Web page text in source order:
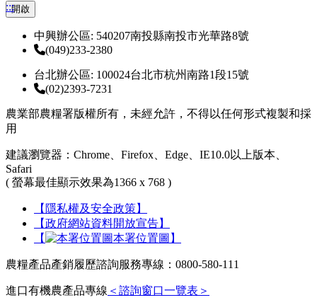
:::開啟
中興辦公區: 540207南投縣南投市光華路8號
(049)233-2380
台北辦公區: 100024台北市杭州南路1段15號
(02)2393-7231
農業部農糧署版權所有，未經允許，不得以任何形式複製和採
用
建議瀏覽器：Chrome、Firefox、Edge、IE10.0以上版本、
Safari
( 螢幕最佳顯示效果為1366 x 768 )
【隱私權及安全政策】
【政府網站資料開放宣告】
【
本署位置圖】
農糧產品產銷履歷諮詢服務專線：0800-580-111
進口有機農產品專線 ＜諮詢窗口一覽表＞